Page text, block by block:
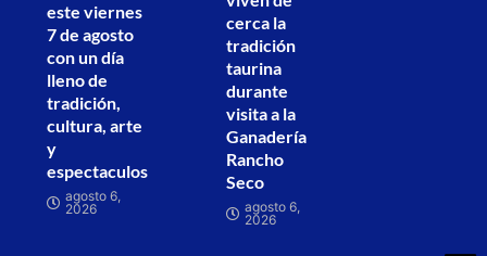
este viernes
7 de agosto
con un día
lleno de
tradición,
cultura, arte
y
espectaculos
agosto 6,
2026
cerca la
tradición
taurina
durante
visita a la
Ganadería
Rancho
Seco
agosto 6,
2026